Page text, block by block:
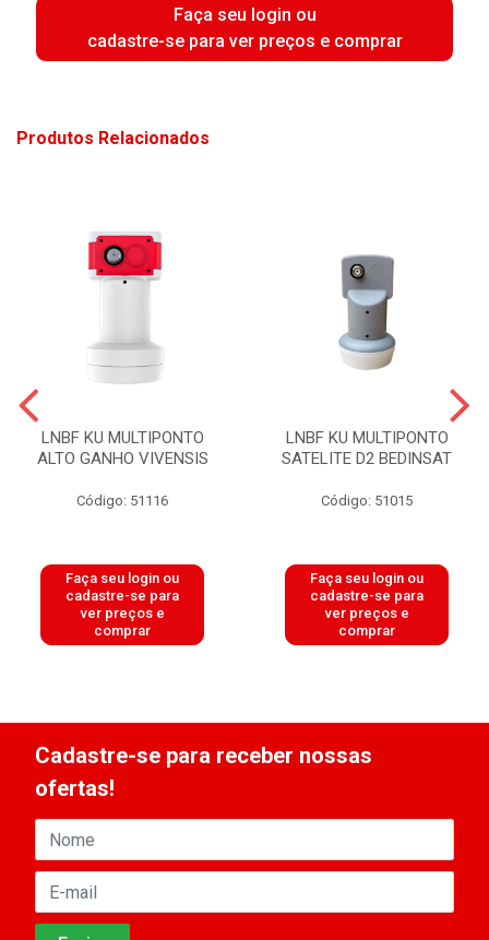
Faça seu login ou
cadastre-se para ver preços e comprar
Produtos Relacionados
LNBF KU MULTIPONTO
ALTO GANHO VIVENSIS
Código: 51116
Faça seu login ou
cadastre-se para
ver preços e
comprar
LNBF KU MULTIPONTO
SATELITE D2 BEDINSAT
Código: 51015
Faça seu login ou
cadastre-se para
ver preços e
comprar
Cadastre-se para receber nossas
ofertas!